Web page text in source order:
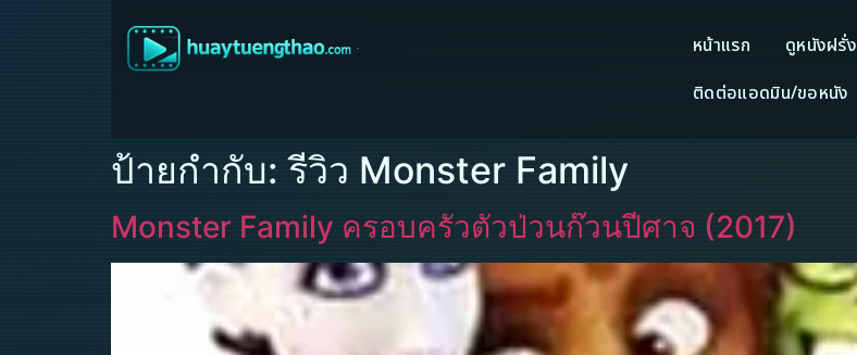
หน้าแรก ดูหนังฝรั่ง
ติดต่อแอดมิน/ขอหนัง
ป้ายกำกับ:รีวิว Monster Family
Monster Family ครอบครัวตัวป่วนก๊วนปีศาจ (2017)